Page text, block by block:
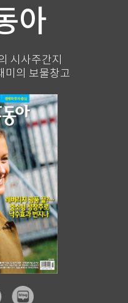
아
시사주간지
미의 보물창고